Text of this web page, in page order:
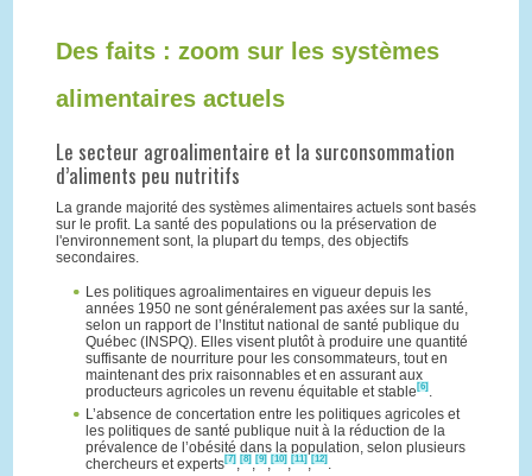
Des faits : zoom sur les systèmes
alimentaires actuels
Le secteur agroalimentaire et la surconsommation
d’aliments peu nutritifs
La grande majorité des systèmes alimentaires actuels sont basés
sur le profit. La santé des populations ou la préservation de
l'environnement sont, la plupart du temps, des objectifs
secondaires.
Les politiques agroalimentaires en vigueur depuis les
années 1950 ne sont généralement pas axées sur la santé,
selon un rapport de l’Institut national de santé publique du
Québec (INSPQ). Elles visent plutôt à produire une quantité
suffisante de nourriture pour les consommateurs, tout en
maintenant des prix raisonnables et en assurant aux
producteurs agricoles un revenu équitable et stable [6] .
L’absence de concertation entre les politiques agricoles et
les politiques de santé publique nuit à la réduction de la
prévalence de l’obésité dans la population, selon plusieurs
chercheurs et experts[7] , [8] , [9] , [10] , [11] , [12] .